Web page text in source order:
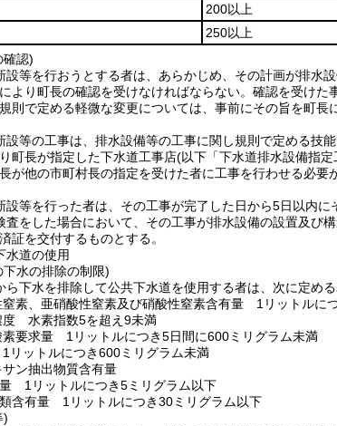
200以上
250以上
確認)
設等を行おうとする者は、あらかじめ、その計画が排水
より町長の確認を受けなければならない。 確認を受けた
則で定める軽微な変更については、事前にその旨を町長
設等の工事は、排水設備等の工事に関し規則で定める技
町長が指定した下水道工事店(以下「下水道排水設備指
が他の市町村長の指定を受けた者に工事を行わせる必要
設等を行った者は、その工事が完了した日から5日以内に
査をした場合において、その工事が排水設備の設置及び
証を交付するものとする。
水道の使用
水の排除の制限)
ら下水を排除して公共下水道を使用する者は、次に定め
窒素、亜硝酸性窒素及び硝酸性窒素含有量 1リットルに
度 水素指数5を超え9未満
素要求量 1リットルにつき5日間に600ミリグラム未満
ットルにつき600ミリグラム未満
サン抽出物質含有量
1リットルにつき5ミリグラム以下
含有量 1リットルにつき30ミリグラム以下
)